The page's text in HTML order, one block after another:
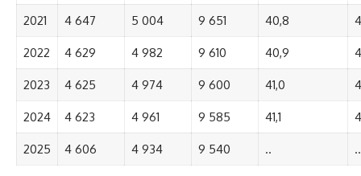
2021 4 647 5 004 9 651 40,8
2022 4 629 4 982 9 610 40,9
2023 4 625 4 974 9 600 41,0
2024 4 623 4 961 9 585 41,1
2025 4 606 4 934 9 540 .. ..